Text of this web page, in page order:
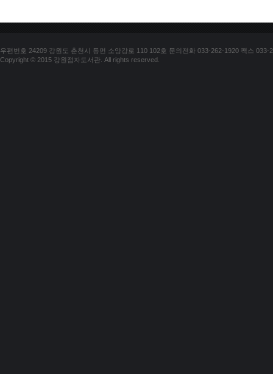
우편번호 24209 강원도 춘천시 동면 소양강로 110 102호 문의전화 033-262-1920 팩스 033-
Copyright © 2015 강원점자도서관. All rights reserved.